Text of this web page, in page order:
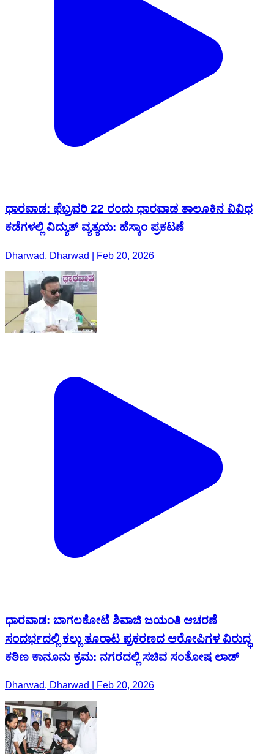
ಧಾರವಾಡ: ಫೆಬ್ರವರಿ 22 ರಂದು ಧಾರವಾಡ ತಾಲೂಕಿನ ವಿವಿಧ
ಕಡೆಗಳಲ್ಲಿ ವಿದ್ಯುತ್ ವ್ಯತ್ಯಯ: ಹೆಸ್ಕಾಂ ಪ್ರಕಟಣೆ
Dharwad, Dharwad | Feb 20, 2026
ಧಾರವಾಡ: ಬಾಗಲಕೋಟೆ ಶಿವಾಜಿ ಜಯಂತಿ ಆಚರಣೆ
ಸಂದರ್ಭದಲ್ಲಿ ಕಲ್ಲು ತೂರಾಟ ಪ್ರಕರಣದ ಆರೋಪಿಗಳ ವಿರುದ್ಧ
ಕಠಿಣ ಕಾನೂನು ಕ್ರಮ: ನಗರದಲ್ಲಿ ಸಚಿವ ಸಂತೋಷ ಲಾಡ್
Dharwad, Dharwad | Feb 20, 2026